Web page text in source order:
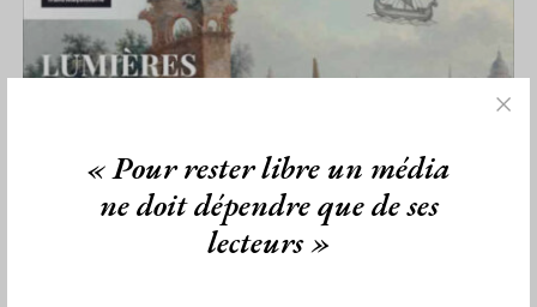
« Pour rester libre un média
ne doit dépendre que de ses
lecteurs »